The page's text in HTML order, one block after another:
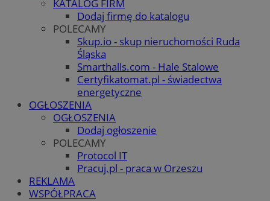
KATALOG FIRM
Dodaj firmę do katalogu
POLECAMY
Skup.io - skup nieruchomości Ruda
Śląska
Smarthalls.com - Hale Stalowe
Certyfikatomat.pl - świadectwa
energetyczne
OGŁOSZENIA
OGŁOSZENIA
Dodaj ogłoszenie
POLECAMY
Protocol IT
Pracuj.pl - praca w Orzeszu
REKLAMA
WSPÓŁPRACA